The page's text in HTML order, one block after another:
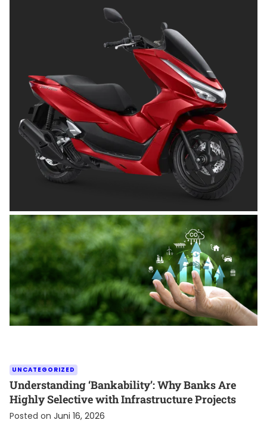
OTOMOTIF
Tips Memilih Helm yang Tepat untuk
Pengendara Motor agar Aman dan Nyaman
UNCATEGORIZED
Understanding ‘Bankability’: Why Banks Are
Highly Selective with Infrastructure Projects
Posted on Juni 16, 2026